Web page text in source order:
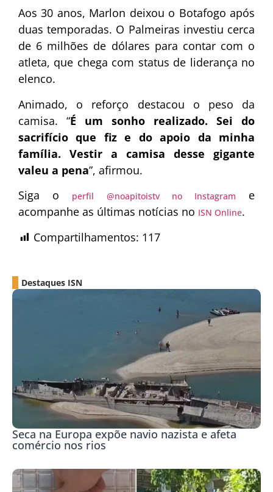
Aos 30 anos, Marlon deixou o Botafogo após
duas temporadas. O Palmeiras investiu cerca
de 6 milhões de dólares para contar com o
atleta, que chega com status de liderança no
elenco.
Animado, o reforço destacou o peso da
camisa. “É um sonho realizado. Sei do
sacrifício que fiz e do apoio da minha
família. Vestir a camisa desse gigante
valeu a pena”, afirmou.
Siga o
perfil @noapitoistv no Instagram
e
acompanhe as últimas notícias no ISN Online.
Compartilhamentos: 117
Destaques ISN
Seca na Europa expõe navio nazista e afeta
comércio nos rios